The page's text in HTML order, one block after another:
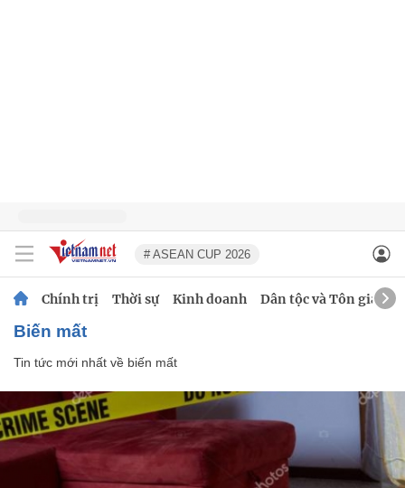
# ASEAN CUP 2026
Chính trị Thời sự Kinh doanh Dân tộc và Tôn giáo
biến mất
Tin tức mới nhất về biến mất